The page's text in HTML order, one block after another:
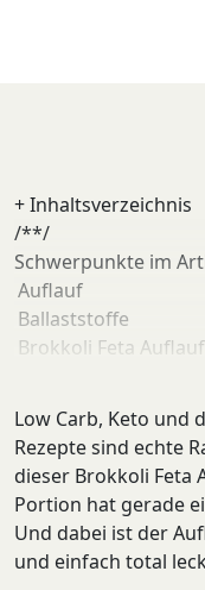
+Inhaltsverzeichnis
/**/
Schwerpunkte im
Auflauf
Ballaststoffe
Brokkoli Feta Auflauf
Mineralstoffe
Rezept
schnelle
Vegetarisch
Veggie
Vitamine
Low Carb, Keto und
Rezepte sind echte
dieser Brokkoli Feta
Portion hat gerade
Und dabei ist der
und einfach total